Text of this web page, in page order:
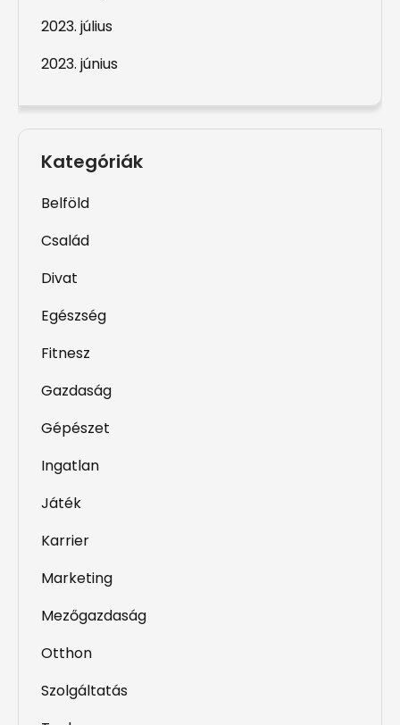
2023. július
2023. június
Kategóriák
Belföld
Család
Divat
Egészség
Fitnesz
Gazdaság
Gépészet
Ingatlan
Játék
Karrier
Marketing
Mezőgazdaság
Otthon
Szolgáltatás